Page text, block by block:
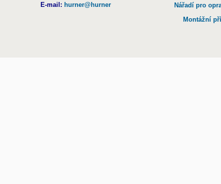
E-mail: hurner@hurner
Nářadí pro
Montážní